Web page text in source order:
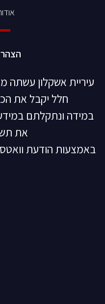
עיריית אשקלון
חלל יקבל את
במידה ונתקלתם
את
באמצעות הודעת